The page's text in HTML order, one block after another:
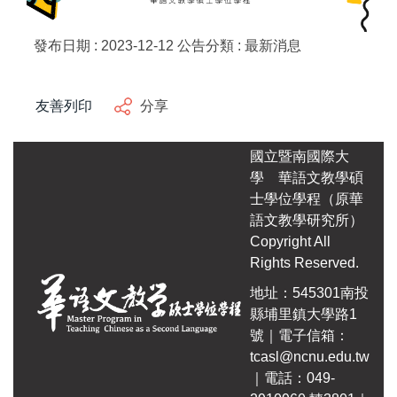
發布日期 : 2023-12-12 公告分類 : 最新消息
友善列印 分享
國立暨南國際大
學 華語文教學碩
士學位學程（原華
語文教學研究所）
Copyright All
Rights Reserved.
地址：545301南投
縣埔里鎮大學路1
號｜電子信箱：
tcasl@ncnu.edu.tw
｜電話：049-